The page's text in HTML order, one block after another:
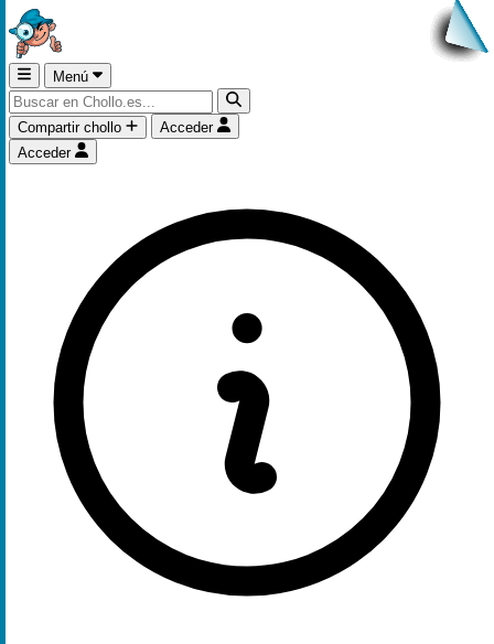
Menú
Compartir chollo
Acceder
Acceder